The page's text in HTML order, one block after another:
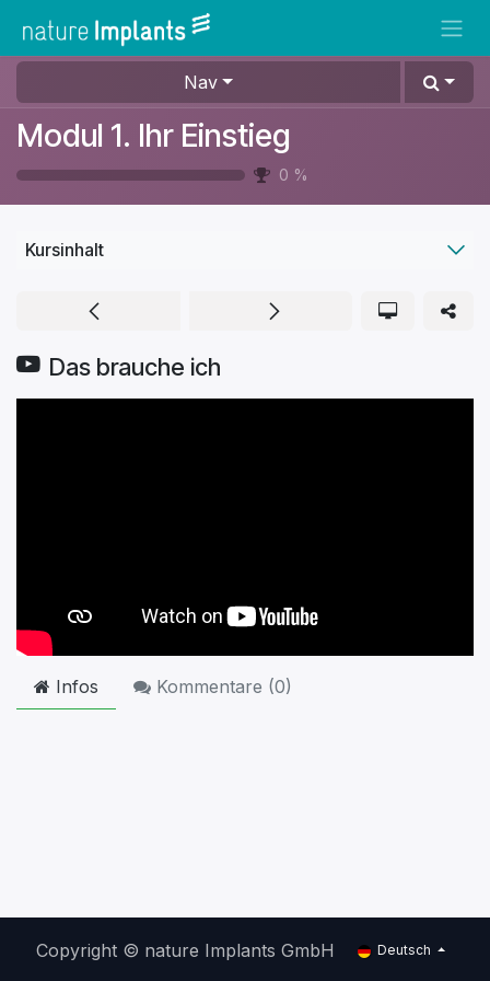
Nav
Modul 1. Ihr Einstieg
0 %
Kursinhalt
Das brauche ich
Infos Kommentare (0)
Copyright © nature Implants GmbH Deutsch